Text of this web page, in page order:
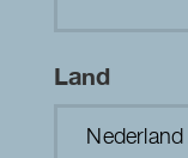
Land